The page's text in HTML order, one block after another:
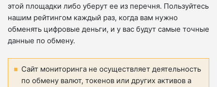
этой площадки либо уберут ее из перечня. Пользуйтесь
нашим рейтингом каждый раз, когда вам нужно
обменять цифровые деньги, и у вас будут самые точные
данные по обмену.
Сайт мониторинга не осуществляет деятельность
по обмену валют, токенов или других активов а